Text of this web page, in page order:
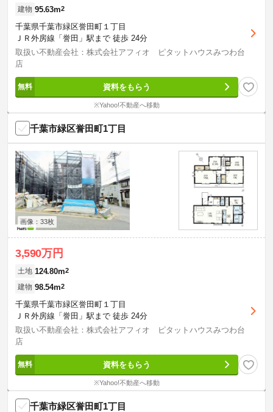
建物 95.63m2
千葉県千葉市緑区誉田町１丁目
ＪＲ外房線「誉田」駅まで 徒歩 24分
取扱い不動産会社：株式会社アフィオ ピタットハウスみつわ台
店
資料をもらう
※Yahoo!不動産へ移動
千葉市緑区誉田町1丁目
画像：33枚
3,590万円
土地 124.80m2
建物 98.54m2
千葉県千葉市緑区誉田町１丁目
ＪＲ外房線「誉田」駅まで 徒歩 24分
取扱い不動産会社：株式会社アフィオ ピタットハウスみつわ台
店
資料をもらう
※Yahoo!不動産へ移動
千葉市緑区誉田町1丁目